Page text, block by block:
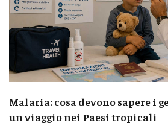
Malaria: cosa devono sapere i
un viaggio nei Paesi tropicali